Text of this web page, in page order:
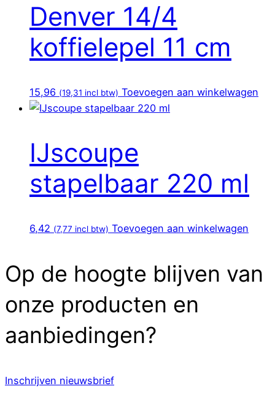
Denver 14/4
koffielepel 11 cm
15,96 (19,31 incl btw) Toevoegen aan winkelwagen
IJscoupe
stapelbaar 220 ml
6,42 (7,77 incl btw) Toevoegen aan winkelwagen
Op de hoogte blijven van
onze producten en
aanbiedingen?
Inschrijven nieuwsbrief